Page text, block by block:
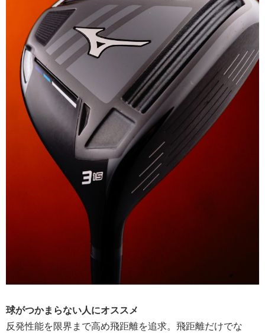
球がつかまらない人にオススメ
反発性能を限界まで高め飛距離を追求。飛距離だけでな